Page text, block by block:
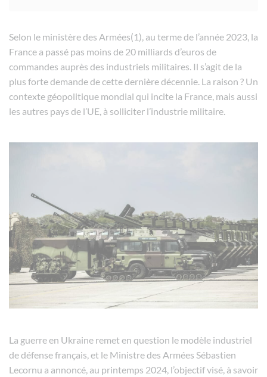
Selon le ministère des Armées(1), au terme de l’année 2023, la
France a passé pas moins de 20 milliards d’euros de
commandes auprès des industriels militaires. Il s’agit de la
plus forte demande de cette dernière décennie. La raison ? Un
contexte géopolitique mondial qui incite la France, mais aussi
les autres pays de l’UE, à solliciter l’industrie militaire.
La guerre en Ukraine remet en question le modèle industriel
de défense français, et le Ministre des Armées Sébastien
Lecornu a annoncé, au printemps 2024, l’objectif visé, à savoir